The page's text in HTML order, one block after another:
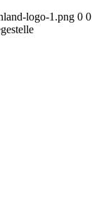
logo-1.png 0 0